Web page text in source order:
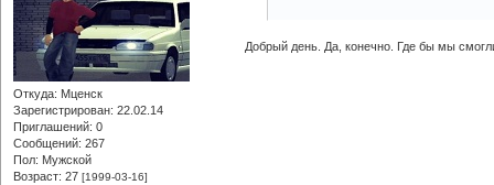
[b]16)[/b] Меняли ли
[b]17)[/b] Привлекались
Откуда: Мценск
Зарегистрирован: 22.02.14
Приглашений: 0
Сообщений: 267
Пол: Мужской
Возраст: 27 [1999-03-16]
Добрый день. Да, конечно. Где бы мы